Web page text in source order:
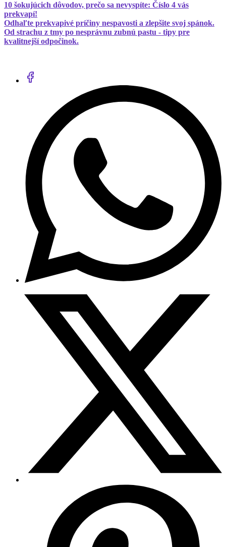
10 šokujúcich dôvodov, prečo sa nevyspíte: Číslo 4 vás
prekvapí!
Odhaľte prekvapivé príčiny nespavosti a zlepšite svoj spánok.
Od strachu z tmy po nesprávnu zubnú pastu - tipy pre
kvalitnejší odpočinok.